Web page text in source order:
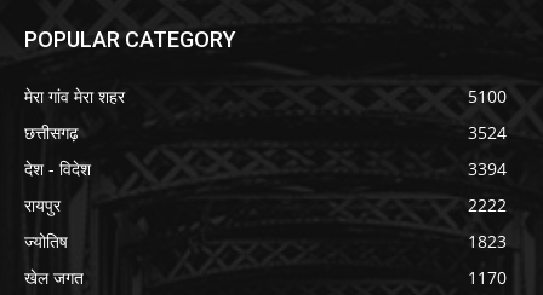
POPULAR CATEGORY
मेरा गांव मेरा शहर
5100
छत्तीसगढ़
3524
देश - विदेश
3394
रायपुर
2222
ज्योतिष
1823
खेल जगत
1170